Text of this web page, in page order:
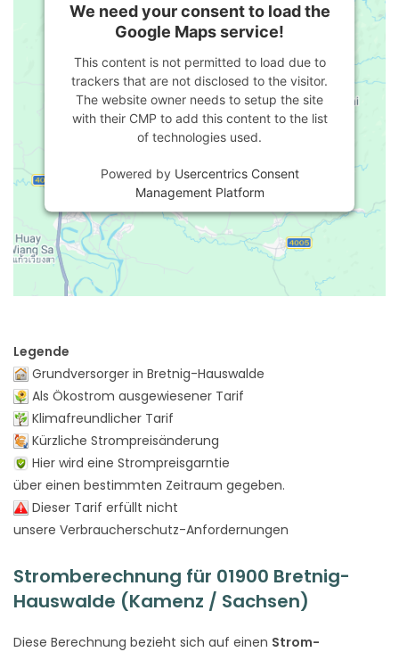
We need your consent to load the
Google Maps service!
This content is not permitted to load due to
trackers that are not disclosed to the visitor.
The website owner needs to setup the site
with their CMP to add this content to the list
of technologies used.
Powered by Usercentrics Consent
Management Platform
Legende
Grundversorger in Bretnig-Hauswalde
Als Ökostrom ausgewiesener Tarif
Klimafreundlicher Tarif
Kürzliche Strompreisänderung
Hier wird eine Strompreisgarntie
über einen bestimmten Zeitraum gegeben.
Dieser Tarif erfüllt nicht
unsere Verbraucherschutz-Anfordernungen
Stromberechnung für 01900 Bretnig-
Hauswalde (Kamenz / Sachsen)
Diese Berechnung bezieht sich auf einen Strom-